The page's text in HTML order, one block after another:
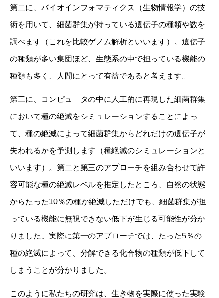
第二に、バイオインフォマティクス（生物情報学）の技
術を用いて、細菌群集が持っている遺伝子の種類や数を
調べます（これを比較ゲノム解析といいます）。遺伝子
の種類が多い集団ほど、生態系の中で担っている機能の
種類も多く、人間にとって有益であると考えます。
第三に、コンピュータの中に人工的に再現した細菌群集
において種の絶滅をシミュレーションすることによっ
て、種の絶滅によって細菌群集からどれだけの遺伝子が
失われるかを予測します（種絶滅のシミュレーションと
いいます）。第二と第三のアプローチを組み合わせて許
容可能な種の絶滅レベルを推定したところ、自然の状態
からたった10％の種が絶滅しただけでも、細菌群集が担
っている機能に無視できない低下が生じる可能性が分か
りました。実際に第一のアプローチでは、たった5％の
種の絶滅によって、分解できる化合物の種類が低下して
しまうことが分かりました。
このように私たちの研究は、生き物を実際に使った実験